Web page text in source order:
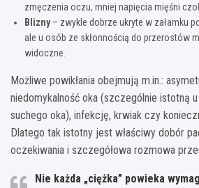
zmęczenia oczu, mniej napięcia mięśni
Blizny– zwykle dobrze ukryte w załamku
ale u osób ze skłonnością do przerostów
widoczne.
Możliwe powikłania obejmują m.in.:
niedomykalność oka (szczególnie istotną
suchego oka), infekcję, krwiak czy
Dlatego tak istotny jest właściwy dobór
oczekiwania i szczegółowa rozmowa
Nie każda „ciężka” powieka